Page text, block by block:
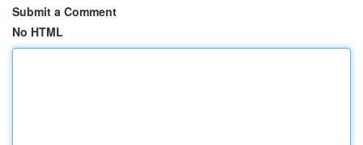
Submit a Comment
No HTML